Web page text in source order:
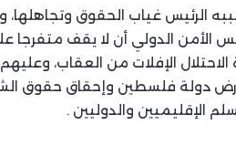
الرئيس غياب الحقوق
الدولي أن لا يقف متفرجا
الإفلات من العقاب،
ارض دولة فلسطين وإحقاق حقوق
الإقليميين والدوليين .